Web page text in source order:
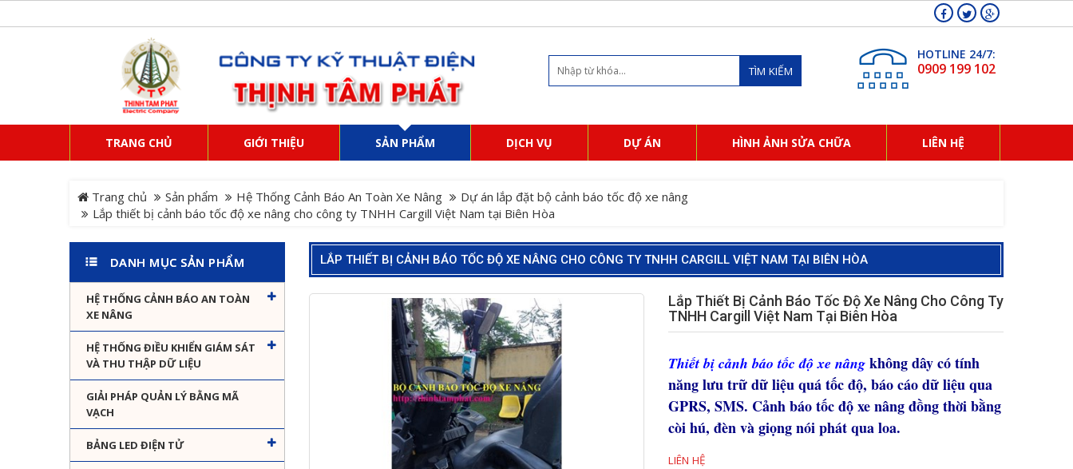
TÌM KIẾM
HOTLINE 24/7:
0909 199 102
TRANG CHỦ GIỚI THIỆU SẢN PHẨM DỊCH VỤ DỰ ÁN HÌNH ẢNH SỬA CHỮA LIÊN HỆ
Trang chủ Sản phẩm Hệ Thống Cảnh Báo An Toàn Xe Nâng
Dự án lắp đặt bộ cảnh báo tốc độ xe nâng
Lắp thiết bị cảnh báo tốc độ xe nâng cho công ty TNHH Cargill Việt Nam tại Biên Hòa
DANH MỤC SẢN PHẨM
HỆ THỐNG CẢNH BÁO AN TOÀN
XE NÂNG
HỆ THỐNG ĐIỀU KHIỂN GIÁM SÁT
VÀ THU THẬP DỮ LIỆU
GIẢI PHÁP QUẢN LÝ BẰNG MÃ
VẠCH
BẢNG LED ĐIỆN TỬ
LẮP THIẾT BỊ CẢNH BÁO TỐC ĐỘ XE NÂNG CHO CÔNG TY TNHH CARGILL VIỆT NAM TẠI BIÊN HÒA
Lắp Thiết Bị Cảnh Báo Tốc Độ Xe Nâng Cho Công Ty
TNHH Cargill Việt Nam Tại Biên Hòa
Thiết bị cảnh báo tốc độ xe nâng không dây có tính
năng lưu trữ dữ liệu quá tốc độ, báo cáo dữ liệu qua
GPRS, SMS. Cảnh báo tốc độ xe nâng đồng thời bằng
còi hú, đèn và giọng nói phát qua loa.
LIÊN HỆ